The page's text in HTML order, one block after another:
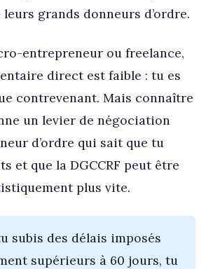
grands donneurs d’ordre.
entrepreneur ou freelance,
direct est faible : tu es
contrevenant. Mais connaître
un levier de négociation
d’ordre qui sait que tu
et que la DGCCRF peut être
plus vite.
subis des délais imposés
supérieurs à 60 jours, tu